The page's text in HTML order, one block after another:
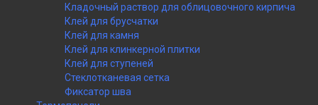
Кладочный раствор для облицовочного кирпича
Клей для брусчатки
Клей для камня
Клей для клинкерной плитки
Клей для ступеней
Стеклотканевая сетка
Фиксатор шва